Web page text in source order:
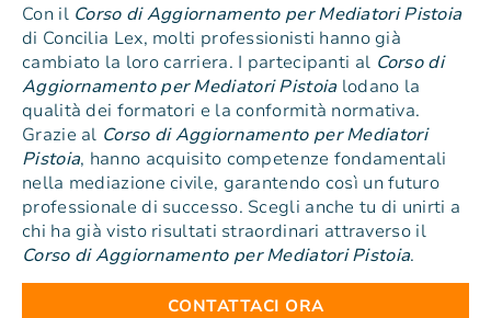
Con il Corso di Aggiornamento per Mediatori Pistoia
di Concilia Lex, molti professionisti hanno già
cambiato la loro carriera. I partecipanti al Corso di
Aggiornamento per Mediatori Pistoia lodano la
qualità dei formatori e la conformità normativa.
Grazie al Corso di Aggiornamento per Mediatori
Pistoia, hanno acquisito competenze fondamentali
nella mediazione civile, garantendo così un futuro
professionale di successo. Scegli anche tu di unirti a
chi ha già visto risultati straordinari attraverso il
Corso di Aggiornamento per Mediatori Pistoia.
CONTATTACI ORA